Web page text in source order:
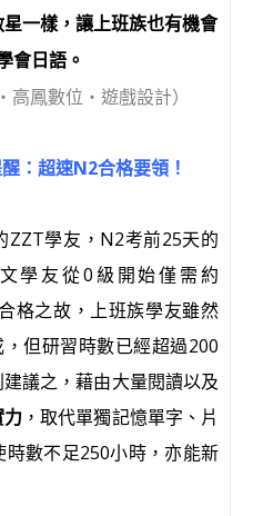
at
e
r
n
te
一樣，讓上班族也有機會
會日語。
鳳數位‧遊戲設計）
：超速N2合格要領！
ZZT學友，N2考前25天的
學友從0級開始僅需約
格之故，上班族學友雖然
但研習時數已經超過200
議之，藉由大量閱讀以及
力 ，取代單獨記憶單字、片
數不足250小時，亦能新